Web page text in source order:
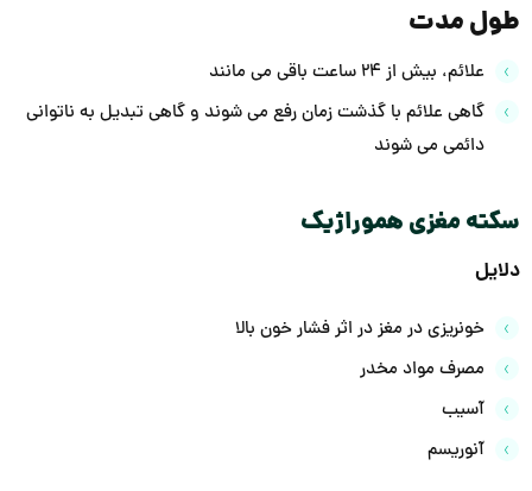
طول مدت
علائم، بیش از 24 ساعت باقی می مانند
گاهی علائم با گذشت زمان رفع می شوند و گاهی تبدیل به ناتوانی
دائمی می شوند
سکته مغزی هموراژیک
دلایل
خونریزی در مغز در اثر فشار خون بالا
مصرف مواد مخدر
آسیب
آنوریسم